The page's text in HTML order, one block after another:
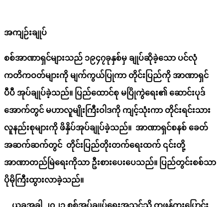
အကျဉ်းချုပ်
စစ်အာဏာရှင်များသည် ၁၉၄၇ခုနှစ်မှ ချုပ်ဆိုခဲ့သော ပင်လုံ
ကတိကဝတ်များကို မျက်ကွယ်ပြုကာ တိုင်းပြည်ကို အာဏာရှင်
ပီပီ အုပ်ချုပ်ခဲ့သည်။ ပြည်ထောင်စု မပြိုကွဲရေး၏ ဆောင်းပုဒ်
အောက်တွင် မဟာလူမျိုးကြီးဝါဒကို ကျင့်သုံးကာ တိုင်းရင်းသား
လူနည်းစုများကို ဖိနှိပ်အုပ်ချုပ်ခဲ့သည်။ အာဏာရှင်စနစ် ခေတ်
အဆက်ဆက်တွင် တိုင်းပြည်တိုးတက်ရေးထက် ၎င်းတို့
အာဏာတည်မြဲရေးကိုသာ ဦးစားပေးပေသည်။ ပြည်တွင်းစစ်သာ
ပိုမိုကြီးထွားလာခဲ့သည်။
ယခုအခါ ၂၀၂၁ စစ်အုပ်ချုပ်ရေးအသွင်သို့ တဖန်ကူးပြောင်း